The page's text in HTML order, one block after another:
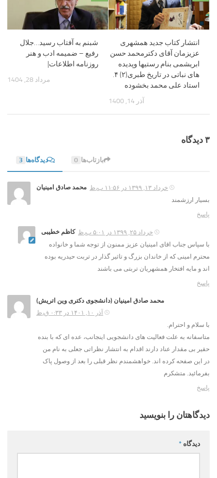
شبنم به آفتاب رسید…جلال
رفیع – ضمیمه ادب و هنر
روزنامه اطلاعات|
مرداد 28, 1404
انتشار کتاب جدید همشهری
عزیزمان آقای دکترمحمد حسن
ابریشمی بنام رستیها وپدیده
های نباتی در تاریخ طبری(۲) ۴.
استاد علی محمد بخشوده
آذر 14, 1400
۳ دیدگاه‌
دیدگاه‌ها 3 بازتاب‌ها 0
محمد صادق امینیان
خرداد ۱۳, ۱۳۹۹ در ۱۱:۵۶ ب٫ظ
بسیار ارزشمند
پاسخ
کاظم خطیبی
خرداد ۲۵, ۱۳۹۹ در ۵:۰۱ ب٫ظ
با سپاس جناب اقای امینیان عزیز ممنون از توجه شما و خانواده
محترم امینی که از خاندان بزرگ و تاثیر گذار در تربت حیدریه بوده
اند و مایه افتخار همشهریان تربتی می باشند
پاسخ
محمد صادق امینیان (دانشجوی دکتری وین اتریش)
آذر ۱۰, ۱۴۰۱ در ۰:۳۳ ق٫ظ
با سلام و احترام.
متاسفانه به علت فعالیت های دانشجویی اینجانب، عده ای که با بنده
حقیر بی مقدار عناد دارند اقدام به انتشار نظراتی جعلی به نام من
در این صفحه کرده اند. خواهشمندم نظر قبلی را بعد از وصول پاک
بفرمائید. متشکرم
پاسخ
دیدگاهتان را بنویسید
دیدگاه *